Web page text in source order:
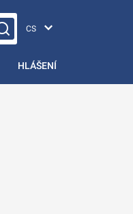
Vyhledávání na webu…
HLÁŠENÍ